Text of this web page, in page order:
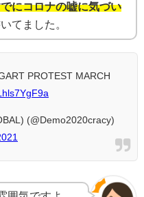
にコロナの嘘に気づい
てました。
PROTEST MARCH
(@Demo2020cracy)